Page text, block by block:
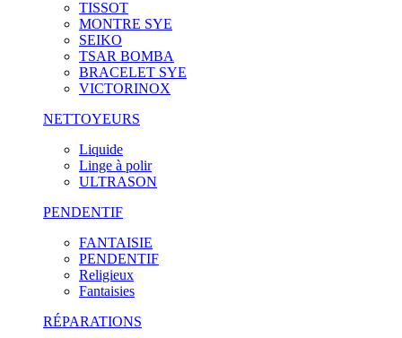
TISSOT
MONTRE SYE
SEIKO
TSAR BOMBA
BRACELET SYE
VICTORINOX
NETTOYEURS
Liquide
Linge à polir
ULTRASON
PENDENTIF
FANTAISIE
PENDENTIF
Religieux
Fantaisies
RÉPARATIONS